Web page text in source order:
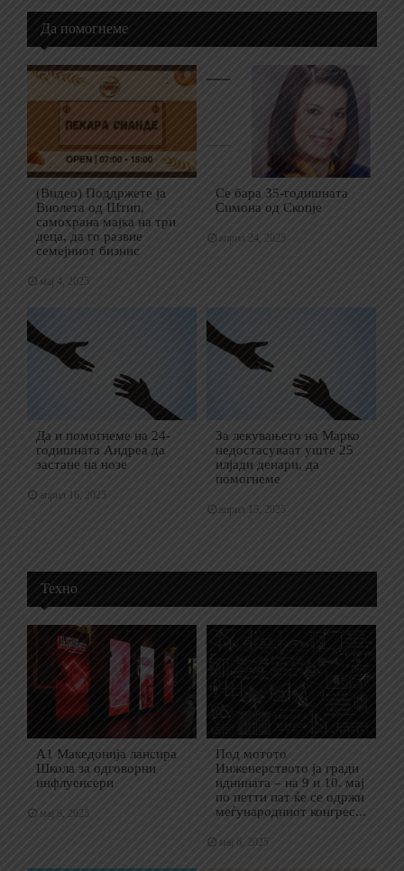
Да помогнеме
(Видео) Поддржете ја
Виолета од Штип,
самохрана мајка на три
деца, да го развие
семејниот бизнис
мај 4, 2025
Се бара 35-годишната
Симона од Скопје
април 24, 2025
Да и помогнеме на 24-
годишната Андреа да
застане на нозе
април 16, 2025
За лекувањето на Марко
недостасуваат уште 25
илјади денари, да
помогнеме
април 15, 2025
Техно
А1 Македонија лансира
Школа за одговорни
инфлуенсери
мај 8, 2025
Под мотото
Инженерството ја гради
иднината – на 9 и 10. мај
по петти пат ќе се одржи
меѓународниот конгрес...
мај 6, 2025